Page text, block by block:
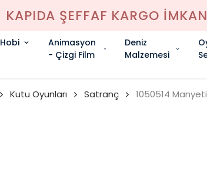
KAPIDA ŞEFFAF KARGO
Hobi
Animasyon
- Çizgi Film
Deniz
Malzemesi
Kutu Oyunları Satranç 1050514